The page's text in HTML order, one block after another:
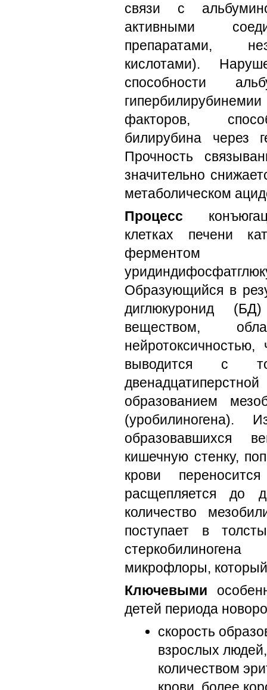
связи с
активными
препаратами,
кислотами).
способности
факторов,
билирубина через
Прочность
значительно
метаболическом
Процесс
клетках печени
Образующийся в
диглюкуронид
веществом,
выводится с
образованием
(уробилиногена).
образовавшихся
кишечную стенку,
крови
расщепляется до
количество
поступает в
микрофлоры,
Ключевыми
детей периода
скорость
взрослых
количеством